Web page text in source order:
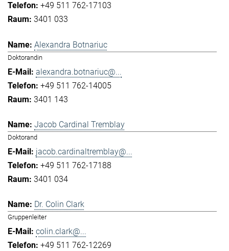
+49 511 762-17103
3401 033
Alexandra Botnariuc
Doktorandin
alexandra.botnariuc@...
+49 511 762-14005
3401 143
Jacob Cardinal Tremblay
Doktorand
jacob.cardinaltremblay@...
+49 511 762-17188
3401 034
Dr. Colin Clark
Gruppenleiter
colin.clark@...
+49 511 762-12269